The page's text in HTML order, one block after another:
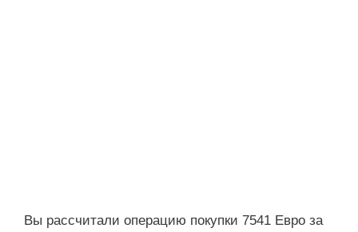
Вы рассчитали операцию покупки 7541 Евро за